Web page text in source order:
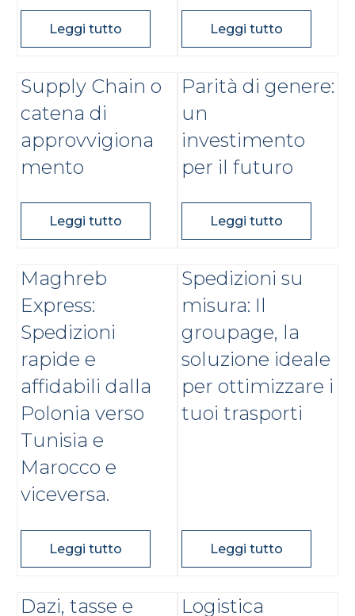
Leggi tutto Leggi tutto
Supply Chain o
catena di
approvvigiona
mento
Leggi tutto
Parità di genere:
un
investimento
per il futuro
Leggi tutto
Maghreb
Express:
Spedizioni
rapide e
affidabili dalla
Polonia verso
Tunisia e
Marocco e
viceversa.
Leggi tutto
Spedizioni su
misura: Il
groupage, la
soluzione ideale
per ottimizzare i
tuoi trasporti
Leggi tutto
Dazi, tasse e
Logistica